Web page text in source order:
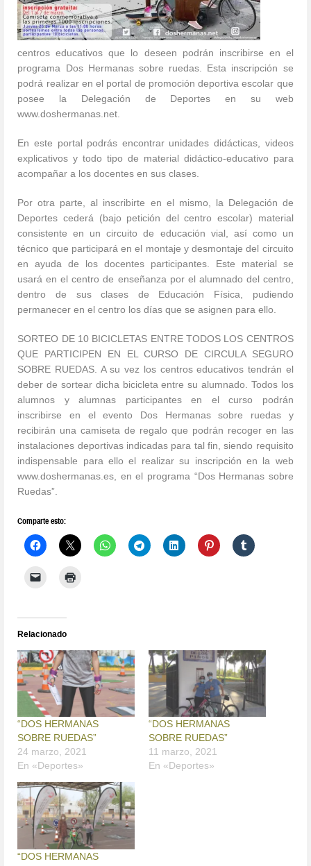
centros educativos que lo deseen podrán inscribirse en el
programa Dos Hermanas sobre ruedas. Esta inscripción se
podrá realizar en el portal de promoción deportiva escolar que
posee la Delegación de Deportes en su web
www.doshermanas.net.
En este portal podrás encontrar unidades didácticas, videos
explicativos y todo tipo de material didáctico-educativo para
acompañar a los docentes en sus clases.
Por otra parte, al inscribirte en el mismo, la Delegación de
Deportes cederá (bajo petición del centro escolar) material
consistente en un circuito de educación vial, así como un
técnico que participará en el montaje y desmontaje del circuito
en ayuda de los docentes participantes. Este material se
usará en el centro de enseñanza por el alumnado del centro,
dentro de sus clases de Educación Física, pudiendo
permanecer en el centro los días que se asignen para ello.
SORTEO DE 10 BICICLETAS ENTRE TODOS LOS CENTROS
QUE PARTICIPEN EN EL CURSO DE CIRCULA SEGURO
SOBRE RUEDAS. A su vez los centros educativos tendrán el
deber de sortear dicha bicicleta entre su alumnado. Todos los
alumnos y alumnas participantes en el curso podrán
inscribirse en el evento Dos Hermanas sobre ruedas y
recibirán una camiseta de regalo que podrán recoger en las
instalaciones deportivas indicadas para tal fin, siendo requisito
indispensable para ello el realizar su inscripción en la web
www.doshermanas.es, en el programa “Dos Hermanas sobre
Ruedas”.
Comparte esto:
Relacionado
“DOS HERMANAS
SOBRE RUEDAS”
24 marzo, 2021
En «Deportes»
“DOS HERMANAS
SOBRE RUEDAS”
11 marzo, 2021
En «Deportes»
“DOS HERMANAS